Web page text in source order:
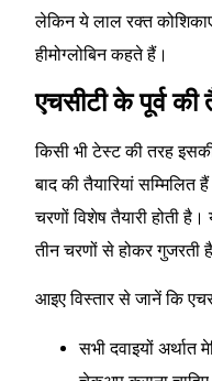
लेकिन ये लाल रक्त
हीमोग्लोबिन कहते हैं।
एचसीटी के पूर्व की
किसी भी टेस्ट की तरह
बाद की तैयारियां
चरणों विशेष तैयारी होती
तीन चरणों से होकर गुजरती
आइए विस्तार से जानें कि
सभी दवाइयों